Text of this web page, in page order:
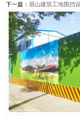
下一篇： 眉山建筑工地围挡